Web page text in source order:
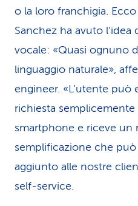
o la loro franchigia.
Sanchez ha avuto
vocale: «Quasi ognuno
linguaggio naturale»,
engineer. «L’utente può
richiesta
smartphone e riceve un
semplificazione che
aggiunto alle nostre
self-service.